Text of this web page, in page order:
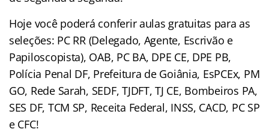
Hoje você poderá conferir aulas gratuitas para as
seleções: PC RR (Delegado, Agente, Escrivão e
Papiloscopista), OAB, PC BA, DPE CE, DPE PB,
Polícia Penal DF, Prefeitura de Goiânia, EsPCEx, PM
GO, Rede Sarah, SEDF, TJDFT, TJ CE, Bombeiros PA,
SES DF, TCM SP, Receita Federal, INSS, CACD, PC SP
e CFC!